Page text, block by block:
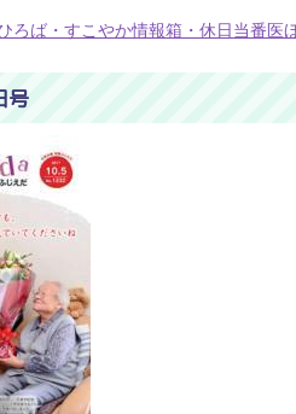
ろば・すこやか情報箱・休日当番医
号